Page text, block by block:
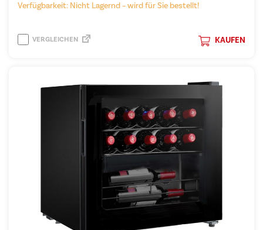
Verfügbarkeit: Nicht Lagernd – wird für Sie bestellt!
KAUFEN
VERGLEICHEN